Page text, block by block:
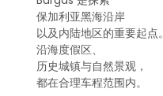
保加利亚黑海沿岸
以及内陆地区的重要起点。
沿海度假区、
历史城镇与自然景观，
都在合理车程范围内。